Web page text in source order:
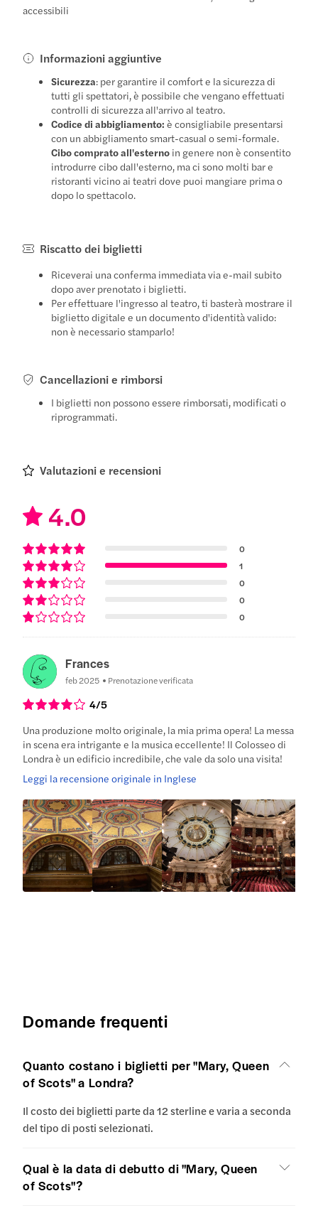
accessibili
Informazioni aggiuntive
Sicurezza: per garantire il comfort e la sicurezza di
tutti gli spettatori, è possibile che vengano effettuati
controlli di sicurezza all'arrivo al teatro.
Codice di abbigliamento: è consigliabile presentarsi
con un abbigliamento smart-casual o semi-formale.
Cibo comprato all'esterno in genere non è consentito
introdurre cibo dall'esterno, ma ci sono molti bar e
ristoranti vicino ai teatri dove puoi mangiare prima o
dopo lo spettacolo.
Riscatto dei biglietti
Riceverai una conferma immediata via e-mail subito
dopo aver prenotato i biglietti.
Per effettuare l'ingresso al teatro, ti basterà mostrare il
biglietto digitale e un documento d'identità valido:
non è necessario stamparlo!
Cancellazioni e rimborsi
I biglietti non possono essere rimborsati, modificati o
riprogrammati.
Valutazioni e recensioni
4.0
0
1
0
0
0
Frances
feb 2025 Prenotazione verificata
4/5
Una produzione molto originale, la mia prima opera! La messa
in scena era intrigante e la musica eccellente! Il Colosseo di
Londra è un edificio incredibile, che vale da solo una visita!
Leggi la recensione originale in Inglese
Domande frequenti
Quanto costano i biglietti per "Mary, Queen
of Scots" a Londra?
Il costo dei biglietti parte da 12 sterline e varia a seconda
del tipo di posti selezionati.
Qual è la data di debutto di "Mary, Queen
of Scots"?